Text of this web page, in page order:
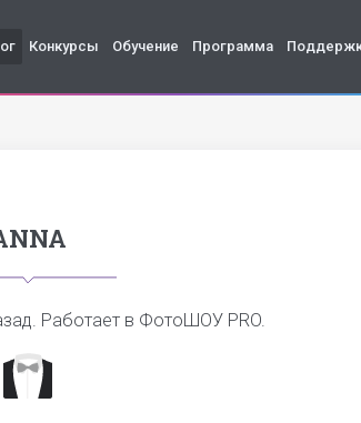
Конкурсы Обучение Программа
. Работает в ФотоШОУ PRO.